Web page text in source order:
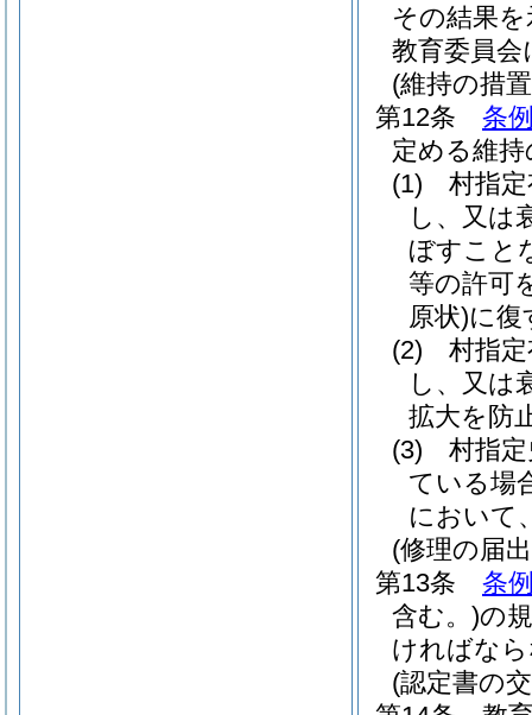
その結果
教育委員
(維持の措
第12条
条
定める維
(1)
村指
し、又は
ぼすこと
等の許可
原状)に復
(2)
村指
し、又は
拡大を防
(3)
村指
ている場
において
(修理の届
第13条
条
含む。)の
ければな
(認定書の